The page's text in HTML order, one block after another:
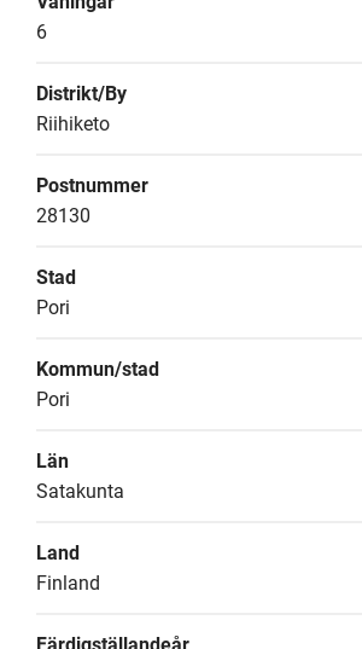
6
Distrikt/By
Riihiketo
Postnummer
28130
Stad
Pori
Kommun/stad
Pori
Län
Satakunta
Land
Finland